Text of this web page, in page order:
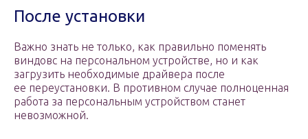
После установки
Важно знать не только, как правильно поменять
виндовс на персональном устройстве, но и как
загрузить необходимые драйвера после
ее переустановки. В противном случае полноценная
работа за персональным устройством станет
невозможной.